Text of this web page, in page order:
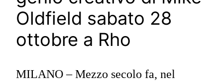
Oldfield sabato 28
ottobre a Rho
MILANO – Mezzo secolo fa, nel